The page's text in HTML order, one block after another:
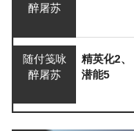
醉屠苏
随付笺咏
醉屠苏
精英化2、
潜能5